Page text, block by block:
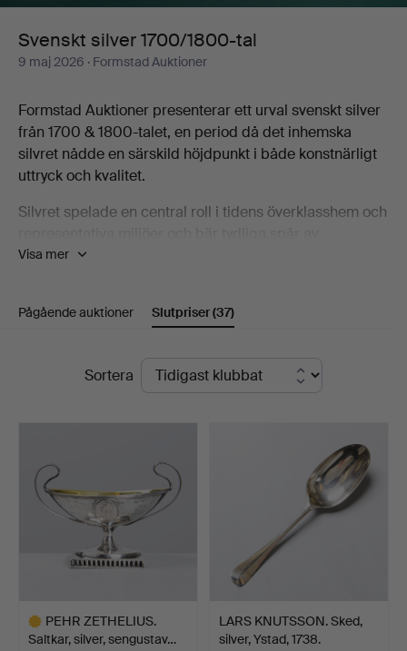
Svenskt silver 1700/1800-tal
9 maj 2026 · Formstad Auktioner
Formstad Auktioner presenterar ett urval svenskt silver
från 1700 & 1800-talet, en period då det inhemska
silvret nådde en särskild höjdpunkt i både konstnärligt
uttryck och kvalitet.
Silvret spelade en central roll i tidens överklasshem och
periodens stilideal, från rokokons mjuka former till den
mest betydande svenska mästare, vars arbeten
under sen rokoko samt under gustavianska tiden.
grad på stämplar. Från 1759 infördes årsstämplar i
Sverige, vilket möjliggör en mer exakt datering av
många föremål, medan äldre silver ofta kräver en
kombination av stilanalys och mästarstämplar för säker
attribuering.
Välkommen att ta del av ett elegant urval som speglar
svensk silversmideskonst på hög nivå och tidlös
Visa mer
Pågående auktioner Slutpriser(37)
SlutpriserSortera
PEHR ZETHELIUS.
Saltkar, silver, sengustav…
LARS KNUTSSON. Sked,
silver, Ystad, 1738.